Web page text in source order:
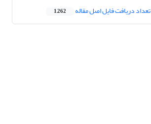
تعداد دریافت فایل اصل مقاله 1,262